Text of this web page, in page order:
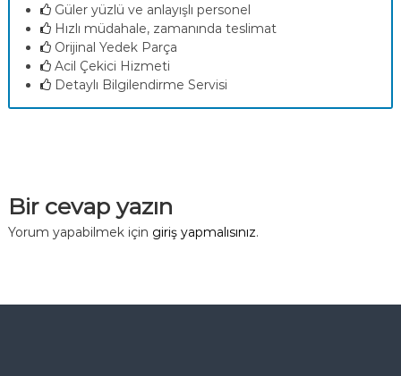
Güler yüzlü ve anlayışlı personel
Hızlı müdahale, zamanında teslimat
Orijinal Yedek Parça
Acil Çekici Hizmeti
Detaylı Bilgilendirme Servisi
Bir cevap yazın
Yorum yapabilmek için giriş yapmalısınız.